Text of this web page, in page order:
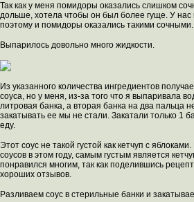
Так как у меня помидоры оказались слишком
дольше, хотела чтобы он был более гуще. У
поэтому и помидоры оказались такими сочными.
Выпарилось довольно много жидкости.
Из указанного количества ингредиентов
соуса, но у меня, из-за того что я выпаривала
литровая банка, а вторая банка на два пальца
закатывать ее мы не стали. Закатали только 1
еду.
Этот соус не такой густой как кетчуп с
соусов в этом году, самым густым является
понравился многим, так как поделившись
хороших отзывов.
Разливаем соус в стерильные банки и